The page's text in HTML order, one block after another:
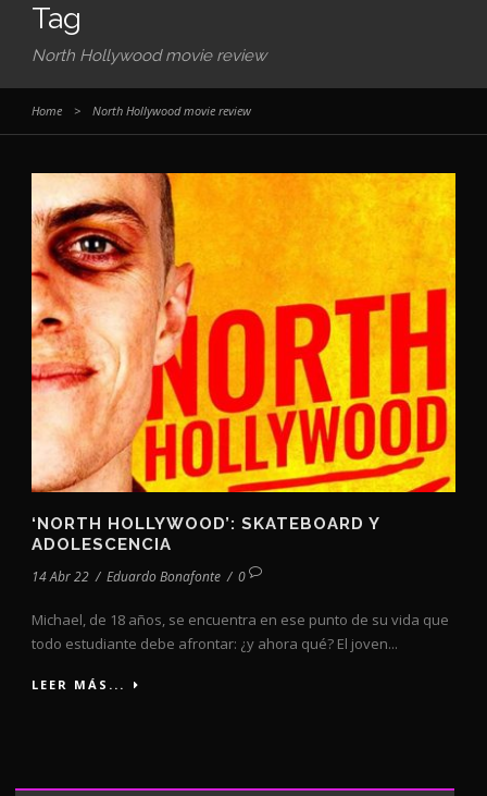
Tag
North Hollywood movie review
Home > North Hollywood movie review
‘NORTH HOLLYWOOD’: SKATEBOARD Y
ADOLESCENCIA
14 Abr 22 / Eduardo Bonafonte / 0
Michael, de 18 años, se encuentra en ese punto de su vida que
todo estudiante debe afrontar: ¿y ahora qué? El joven...
LEER MÁS...